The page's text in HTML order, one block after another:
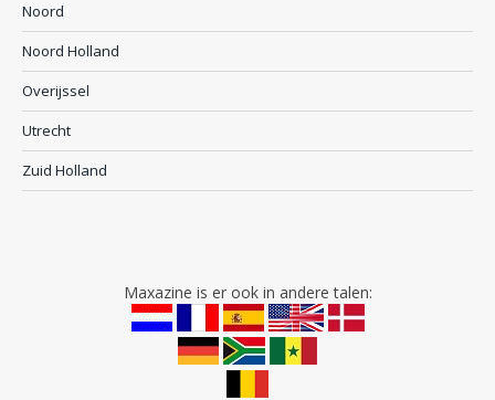
Noord
Noord Holland
Overijssel
Utrecht
Zuid Holland
Maxazine is er ook in andere talen: